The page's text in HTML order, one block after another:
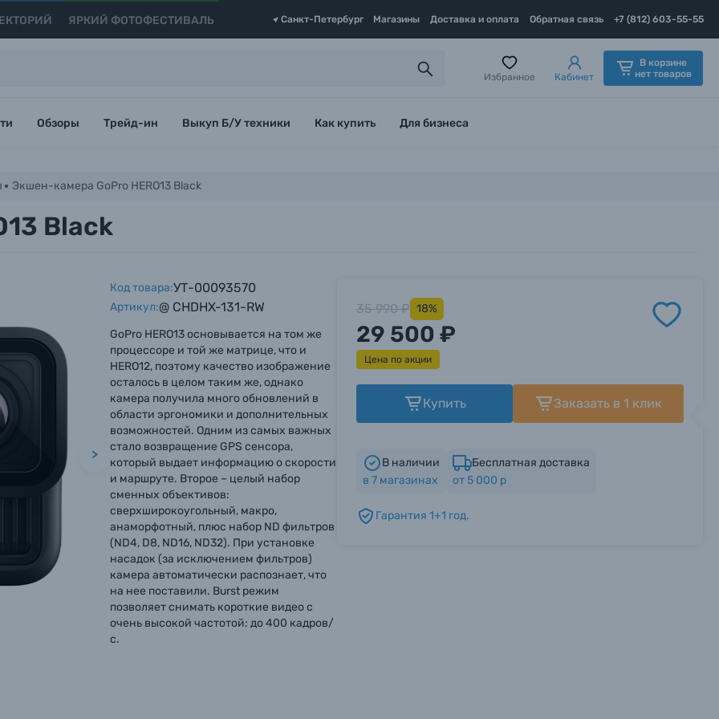
ЯРКИЙ ФОТОФЕСТИВАЛЬ Санкт-Петербург Магазины Доставка и оплата Обратная связь +7 (812) 603-55-55
Избранное Кабинет
В корзине
нет товаров
Обзоры Трейд-ин Выкуп Б/У техники Как купить Для бизнеса
Экшен-камера GoPro HERO13 Black
Black
>
Код товара:УТ-00093570
Артикул:@ CHDHX-131-RW
GoPro HERO13 основывается на том же
процессоре и той же матрице, что и
HERO12, поэтому качество изображение
осталось в целом таким же, однако
камера получила много обновлений в
области эргономики и дополнительных
возможностей. Одним из самых важных
стало возвращение GPS сенсора,
который выдает информацию о скорости
и маршруте. Второе – целый набор
сменных объективов:
сверхширокоугольный, макро,
анаморфотный, плюс набор ND фильтров
(ND4, D8, ND16, ND32). При установке
насадок (за исключением фильтров)
камера автоматически распознает, что
на нее поставили. Burst режим
позволяет снимать короткие видео с
очень высокой частотой: до 400 кадров/
с.
35 990 ₽ 18%
29 500 ₽
Цена по акции
Купить Заказать в 1 клик
В наличии
в 7магазинах
Бесплатная доставка
от 5 000 р
Гарантия 1+1 год.